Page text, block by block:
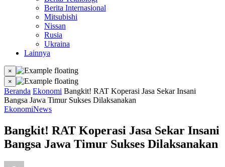
Berita Internasional
Mitsubishi
Nissan
Rusia
Ukraina
Lainnya
×
×
Beranda Ekonomi Bangkit! RAT Koperasi Jasa Sekar Insani
Bangsa Jawa Timur Sukses Dilaksanakan
EkonomiNews
Bangkit! RAT Koperasi Jasa Sekar Insani
Bangsa Jawa Timur Sukses Dilaksanakan